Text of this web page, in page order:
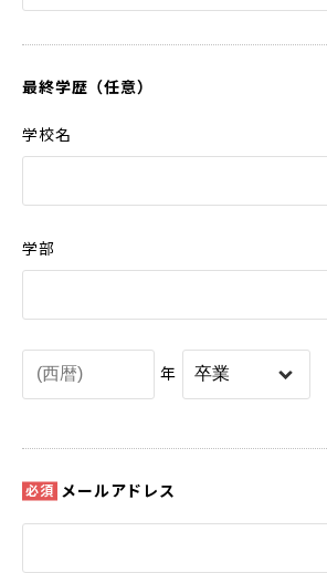
最終学歴（任意）
学校名
学部
年
メールアドレス